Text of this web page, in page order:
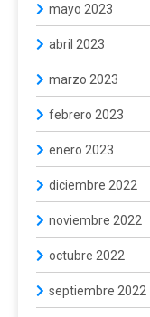
mayo 2023
abril 2023
marzo 2023
febrero 2023
enero 2023
diciembre 2022
noviembre 2022
octubre 2022
septiembre 2022